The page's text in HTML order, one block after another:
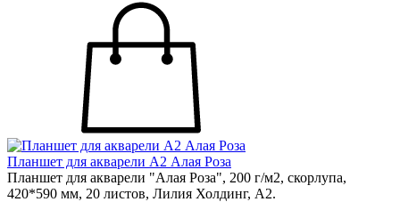
Планшет для акварели А2 Алая Роза
Планшет для акварели "Алая Роза", 200 г/м2, скорлупа,
420*590 мм, 20 листов, Лилия Холдинг, А2.